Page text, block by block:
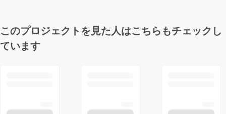
このプロジェクトを見た人はこちらもチェックし
ています